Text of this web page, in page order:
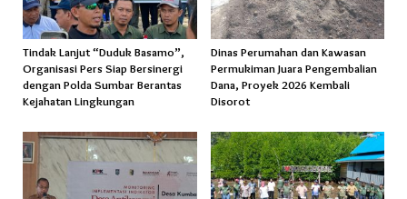
Tindak Lanjut “Duduk Basamo”,
Organisasi Pers Siap Bersinergi
dengan Polda Sumbar Berantas
Kejahatan Lingkungan
Dinas Perumahan dan Kawasan
Permukiman Juara Pengembalian
Dana, Proyek 2026 Kembali
Disorot